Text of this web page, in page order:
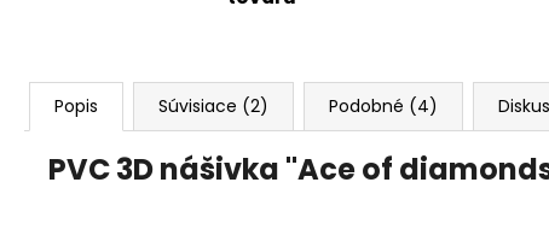
Popis Súvisiace (2) Podobné (4)
PVC 3D nášivka "Ace of